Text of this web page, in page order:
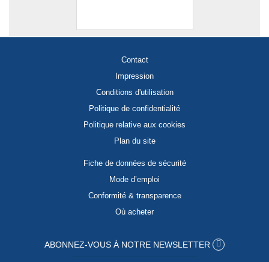
Contact
Impression
Conditions d'utilisation
Politique de confidentialité
Politique relative aux cookies
Plan du site
Fiche de données de sécurité
Mode d’emploi
Conformité & transparence
Où acheter
ABONNEZ-VOUS À NOTRE NEWSLETTER